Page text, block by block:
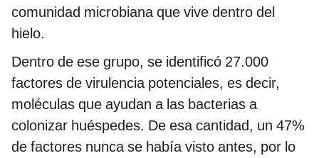
comunidad microbiana que vive dentro del
hielo.
Dentro de ese grupo, se identificó 27.000
factores de virulencia potenciales, es decir,
moléculas que ayudan a las bacterias a
colonizar huéspedes. De esa cantidad, un 47%
de factores nunca se había visto antes, por lo